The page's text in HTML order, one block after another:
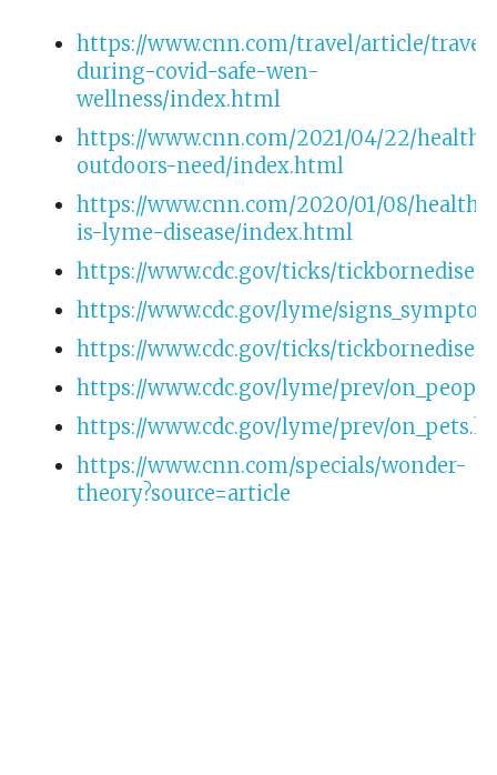
https://www.cnn.com/travel/article/
during-covid-safe-wen-
wellness/index.html
https://www.cnn.com/2021/04/22/health/
outdoors-need/index.html
https://www.cnn.com/2020/01/08/health/
is-lyme-disease/index.html
https://www.cdc.gov/ticks/
https://www.cdc.gov/lyme/
https://www.cdc.gov/ticks/
https://www.cdc.gov/lyme/prev/
https://www.cdc.gov/lyme/prev/
https://www.cnn.com/specials/wonder-
theory?source=article